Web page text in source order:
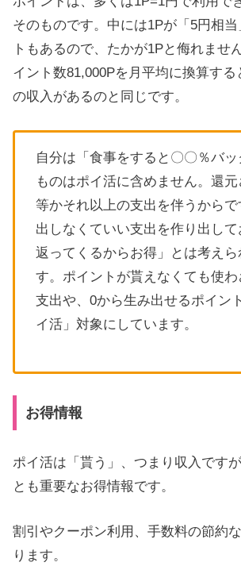
そのものです。中には1Pが「5円相
トもあるので、たかが1Pと侮れませ
イント数81,000Pを月平均に換算する
の収入があるのと同じです。
自分は「食事をすると〇〇％バ
ものはポイ活に含めません。還
等かそれ以上の支出を伴うから
出しなくていい支出を作り出し
返ってくるからお得」とは考え
す。ポイントが貰えなくても使
支出や、0から生み出せるポイン
イ活」対象にしています。
お得情報
ポイ活は「貰う」、つまり収入です
とも重要なお得情報です。
割引やクーポン利用、手数料の節約
ります。